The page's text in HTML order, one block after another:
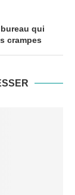
qui
crampes